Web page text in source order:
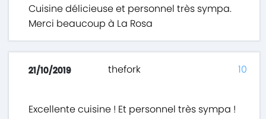
Cuisine délicieuse et personnel très sympa.
Merci beaucoup à La Rosa
21/10/2019 thefork
Excellente cuisine ! Et personnel très sympa !
10